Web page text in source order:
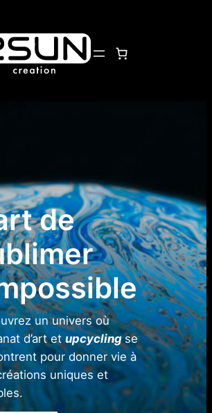
de
un univers où
d’art etupcycling se
pour donner vie à
uniques et